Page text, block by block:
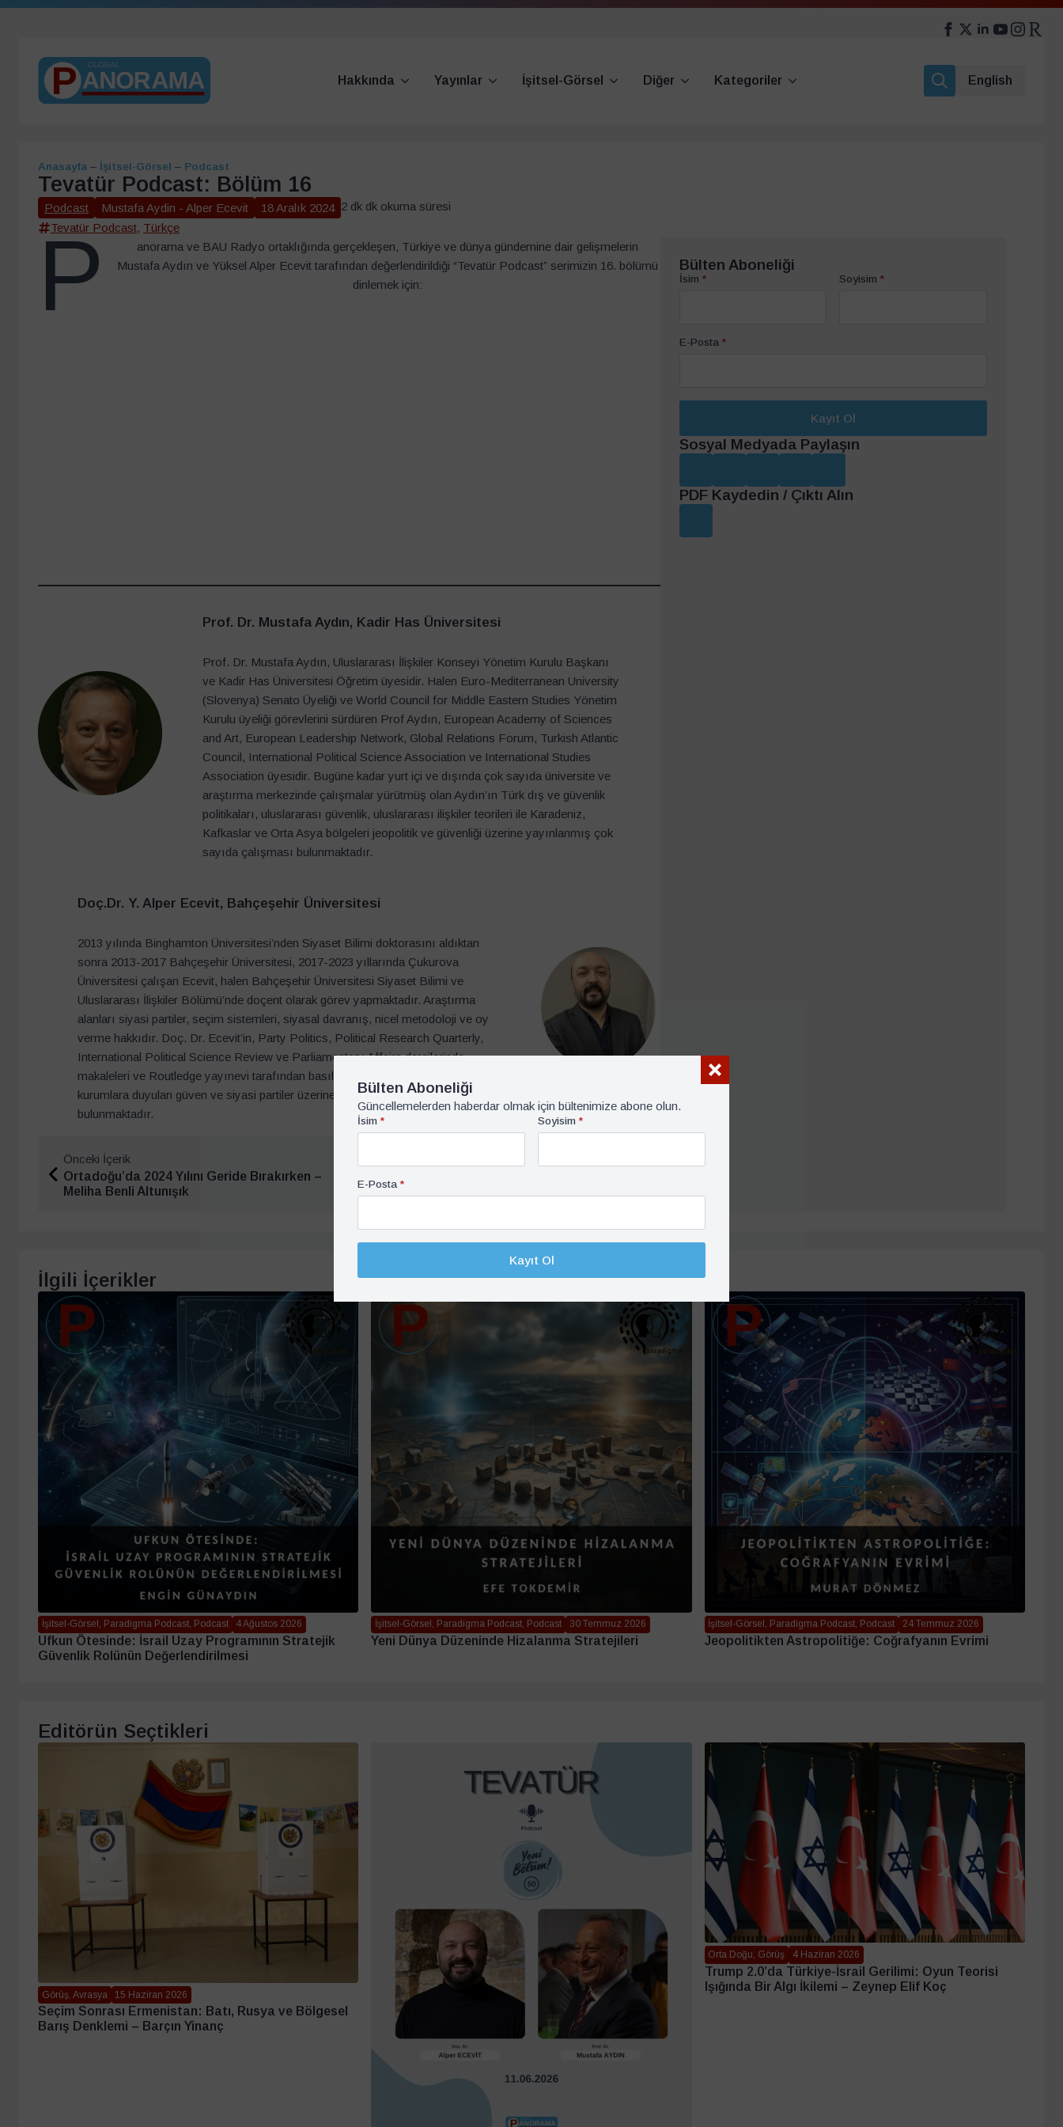
Hakkında Yayınlar İşitsel-Görsel Diğer
Kategoriler
English
Anasayfa – İşitsel-Görsel – Podcast
Tevatür Podcast: Bölüm 16
Podcast Mustafa Aydin - Alper Ecevit 18 Aralık 2024 2 dk dk okuma süresi
Tevatür Podcast, Türkçe
P
anorama ve BAU Radyo ortaklığında gerçekleşen, Türkiye ve dünya gündemine dair gelişmelerin
Mustafa Aydın ve Yüksel Alper Ecevit tarafından değerlendirildiği “Tevatür Podcast” serimizin 16. bölümü
dinlemek için:
Prof. Dr. Mustafa Aydın, Kadir Has Üniversitesi
Prof. Dr. Mustafa Aydın, Uluslararası İlişkiler Konseyi Yönetim Kurulu Başkanı
ve Kadir Has Üniversitesi Öğretim üyesidir. Halen Euro-Mediterranean University
(Slovenya) Senato Üyeliği ve World Council for Middle Eastern Studies Yönetim
Kurulu üyeliği görevlerini sürdüren Prof Aydın, European Academy of Sciences
and Art, European Leadership Network, Global Relations Forum, Turkish Atlantic
Council, International Political Science Association ve International Studies
Association üyesidir. Bugüne kadar yurt içi ve dışında çok sayıda üniversite ve
araştırma merkezinde çalışmalar yürütmüş olan Aydın’ın Türk dış ve güvenlik
politikaları, uluslararası güvenlik, uluslararası ilişkiler teorileri ile Karadeniz,
Kafkaslar ve Orta Asya bölgeleri jeopolitik ve güvenliği üzerine yayınlanmış çok
sayıda çalışması bulunmaktadır.
Doç.Dr. Y. Alper Ecevit, Bahçeşehir Üniversitesi
2013 yılında Binghamton Üniversitesi’nden Siyaset Bilimi doktorasını aldıktan
sonra 2013-2017 Bahçeşehir Üniversitesi, 2017-2023 yıllarında Çukurova
Üniversitesi çalışan Ecevit, halen Bahçeşehir Üniversitesi Siyaset Bilimi ve
Uluslararası İlişkiler Bölümü’nde doçent olarak görev yapmaktadır. Araştırma
alanları siyasi partiler, seçim sistemleri, siyasal davranış, nicel metodoloji ve oy
verme hakkıdır. Doç. Dr. Ecevit’in, Party Politics, Political Research Quarterly,
International Political Science Review ve Parliamentary Affairs dergilerinde
makaleleri ve Routledge yayınevi tarafından basılmış kitaplarda Türkiye’de adli
kurumlara duyulan güven ve siyasi partiler üzerine yazılmış bölümleri
bulunmaktadır.
Önceki İçerik
Ortadoğu’da 2024 Yılını Geride Bırakırken –
Meliha Benli Altunışık
COP29: Ne Başarıldı ve Sıradaki Adımlar Neler?
– Bezen Balamir Coşkun ve Sezen Kaya
Sönmez
Bülten Aboneliği
İsim * Soyisim *
E-Posta *
Kayıt Ol
Sosyal Medyada Paylaşın
PDF Kaydedin / Çıktı Alın
İlgili İçerikler
İşitsel-Görsel, Paradigma Podcast, Podcast 4 Ağustos 2026
Ufkun Ötesinde: İsrail Uzay Programının Stratejik
Güvenlik Rolünün Değerlendirilmesi
İşitsel-Görsel, Paradigma Podcast, Podcast 30 Temmuz 2026
Yeni Dünya Düzeninde Hizalanma Stratejileri
İşitsel-Görsel, Paradigma Podcast, Podcast 24 Temmuz 2026
Jeopolitikten Astropolitiğe: Coğrafyanın Evrimi
Editörün Seçtikleri
Görüş, Avrasya 15 Haziran 2026
Seçim Sonrası Ermenistan: Batı, Rusya ve Bölgesel
Barış Denklemi – Barçın Yinanç
Orta Doğu, Görüş 4 Haziran 2026
Trump 2.0’da Türkiye-İsrail Gerilimi: Oyun Teorisi
Işığında Bir Algı İkilemi – Zeynep Elif Koç
Bülten Aboneliği
Güncellemelerden haberdar olmak için bültenimize abone olun.
İsim * Soyisim *
E-Posta *
Kayıt Ol